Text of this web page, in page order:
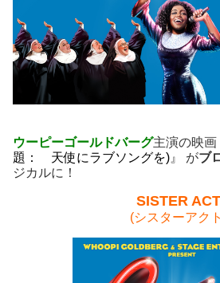
ウーピーゴールドバーグ主演の映画
題： 天使にラブソングを) 』 がブ
ジカルに！
SISTER ACT
(シスターアク